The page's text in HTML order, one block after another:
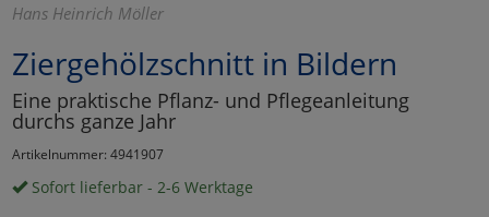
Hans Heinrich Möller
Ziergehölzschnitt in Bildern
Eine praktische Pflanz- und Pflegeanleitung
durchs ganze Jahr
Artikelnummer: 4941907
Sofort lieferbar - 2-6 Werktage
Umfragetools
Cookies
Alle Akzeptieren